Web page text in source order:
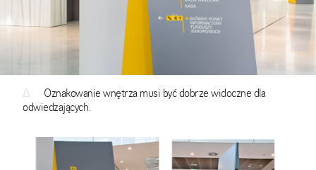
Δ
Oznakowanie wnętrza musi być dobrze widoczne dla
odwiedzających.